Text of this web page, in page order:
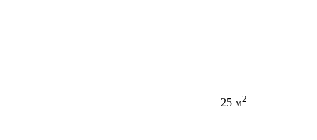
25 м2